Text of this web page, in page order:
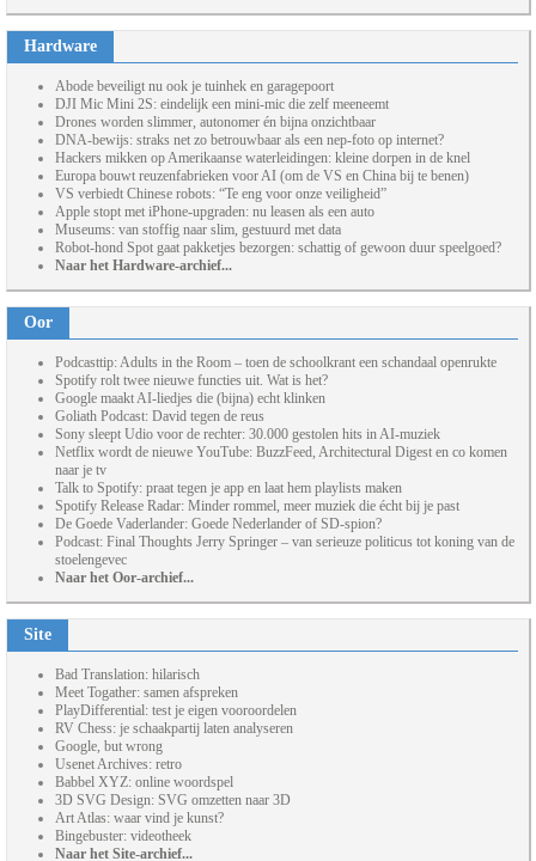
Hardware
Abode beveiligt nu ook je tuinhek en garagepoort
DJI Mic Mini 2S: eindelijk een mini-mic die zelf meeneemt
Drones worden slimmer, autonomer én bijna onzichtbaar
DNA-bewijs: straks net zo betrouwbaar als een nep-foto op internet?
Hackers mikken op Amerikaanse waterleidingen: kleine dorpen in de knel
Europa bouwt reuzenfabrieken voor AI (om de VS en China bij te benen)
VS verbiedt Chinese robots: “Te eng voor onze veiligheid”
Apple stopt met iPhone-upgraden: nu leasen als een auto
Museums: van stoffig naar slim, gestuurd met data
Robot-hond Spot gaat pakketjes bezorgen: schattig of gewoon duur speelgoed?
Naar het Hardware-archief...
Oor
Podcasttip: Adults in the Room – toen de schoolkrant een schandaal openrukte
Spotify rolt twee nieuwe functies uit. Wat is het?
Google maakt AI-liedjes die (bijna) echt klinken
Goliath Podcast: David tegen de reus
Sony sleept Udio voor de rechter: 30.000 gestolen hits in AI-muziek
Netflix wordt de nieuwe YouTube: BuzzFeed, Architectural Digest en co komen
naar je tv
Talk to Spotify: praat tegen je app en laat hem playlists maken
Spotify Release Radar: Minder rommel, meer muziek die écht bij je past
De Goede Vaderlander: Goede Nederlander of SD-spion?
Podcast: Final Thoughts Jerry Springer – van serieuze politicus tot koning van de
stoelengevec
Naar het Oor-archief...
Site
Bad Translation: hilarisch
Meet Togather: samen afspreken
PlayDifferential: test je eigen vooroordelen
RV Chess: je schaakpartij laten analyseren
Google, but wrong
Usenet Archives: retro
Babbel XYZ: online woordspel
3D SVG Design: SVG omzetten naar 3D
Art Atlas: waar vind je kunst?
Bingebuster: videotheek
Naar het Site-archief...